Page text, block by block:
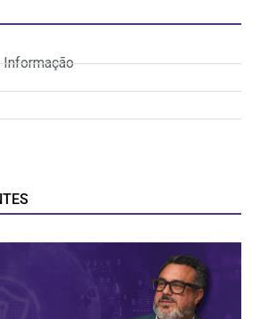
Informação